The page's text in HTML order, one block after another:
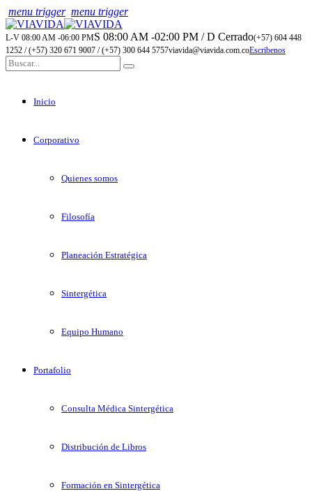
menu trigger menu trigger
L-V 08:00 AM -06:00 PMS 08:00 AM -02:00 PM / D Cerrado(+57) 604 448
1252 / (+57) 320 671 9007 / (+57) 300 644 5757viavida@viavida.com.coEscribenos
Inicio
Corporativo
Quienes somos
Filosofía
Planeación Estratégica
Sintergética
Equipo Humano
Portafolio
Consulta Médica Sintergética
Distribución de Libros
Formación en Sintergética